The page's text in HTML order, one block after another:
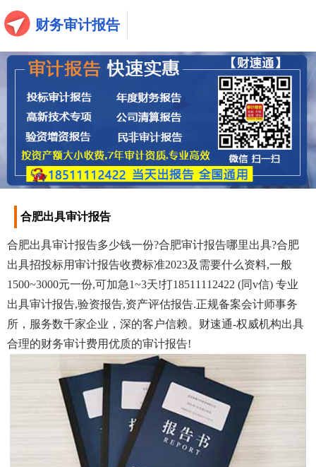
财务审计报告
合肥出具审计报告
合肥出具审计报告多少钱一份?合肥审计报告哪里出具?合肥
出具招投标用审计报告收费标准2023及需要什么资料,一般
1500~3000元一份,可加急1~3天!打18511112422 (同v信) 专业
出具审计报告,验资报告,资产评估报告.正规备案会计师事务
所，服务数千家企业，深的客户信赖。财速通-权威机构出具
合理的财务审计费用优质的审计报告!